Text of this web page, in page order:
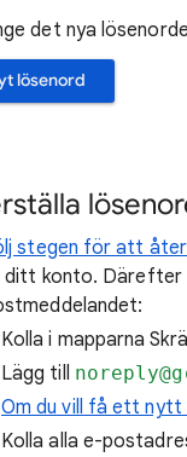
det nya
lösenord
stegen för att
ditt konto. Därefter
Kolla i mapparna
Lägg till
Om du vill få ett
Kolla alla e-